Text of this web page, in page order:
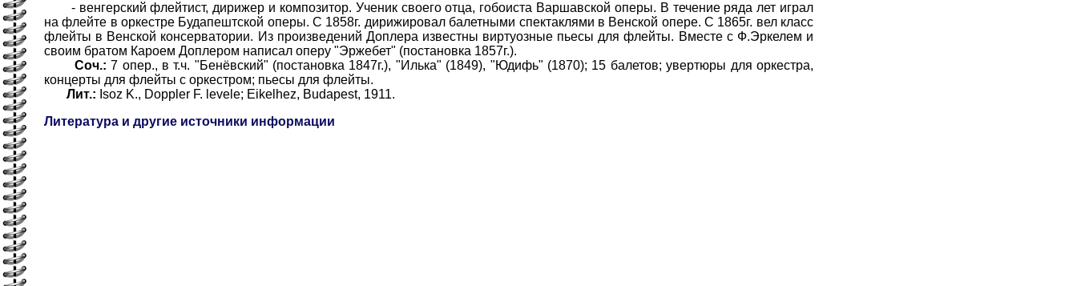
- венгерский флейтист, дирижер и композитор. Ученик своего отца, гобоиста Варшавской оперы. В течение ряда лет играл
на флейте в оркестре Будапештской оперы. С 1858г. дирижировал балетными спектаклями в Венской опере. С 1865г. вел класс
флейты в Венской консерватории. Из произведений Доплера известны виртуозные пьесы для флейты. Вместе с Ф.Эркелем и
своим братом Кароем Доплером написал оперу "Эржебет" (постановка 1857г.).
Соч.: 7 опер., в т.ч. "Бенёвский" (постановка 1847г.), "Илька" (1849), "Юдифь" (1870); 15 балетов; увертюры для оркестра,
концерты для флейты с оркестром; пьесы для флейты.
Лит.: Isоz K., Doppler F. levele; Eikelhez, Budapest, 1911.
Литература и другие источники информации